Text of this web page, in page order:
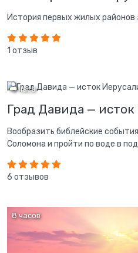
История первых жилых районов
1 отзыв
3 часа
Град Давида —
Вообразить библейские
Соломона и пройти по воде в
6 отзывов
8 часов